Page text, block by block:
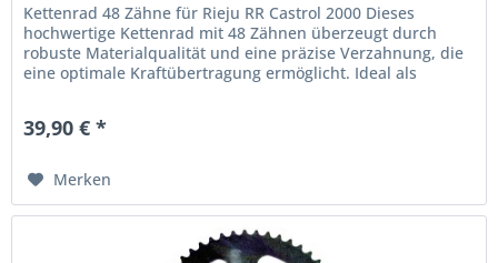
Kettenrad 48 Zähne für Rieju RR Castrol 2000 Dieses
hochwertige Kettenrad mit 48 Zähnen überzeugt durch
robuste Materialqualität und eine präzise Verzahnung, die
eine optimale Kraftübertragung ermöglicht. Ideal als
39,90 € *
Merken